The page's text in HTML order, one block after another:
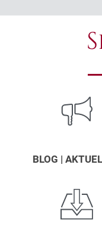
BLOG |